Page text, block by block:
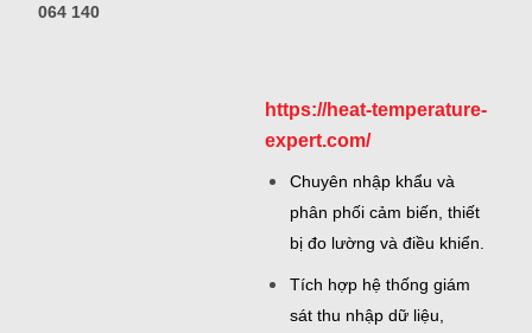
064 140
https://heat-temperature-
expert.com/
Chuyên nhập khẩu và
phân phối cảm biến, thiết
bị đo lường và điều khiển.
Tích hợp hệ thống giám
sát thu nhập dữ liệu,